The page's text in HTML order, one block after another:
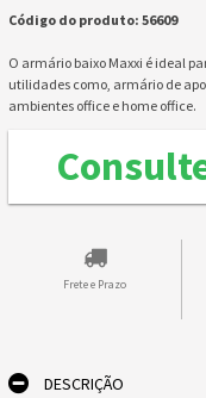
Código do produto: 56609
O armário baixo Maxxi é ideal
utilidades como, armário de
ambientes office e home office.
Frete e Prazo
DESCRIÇÃO